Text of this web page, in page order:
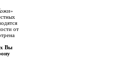
от
Вы